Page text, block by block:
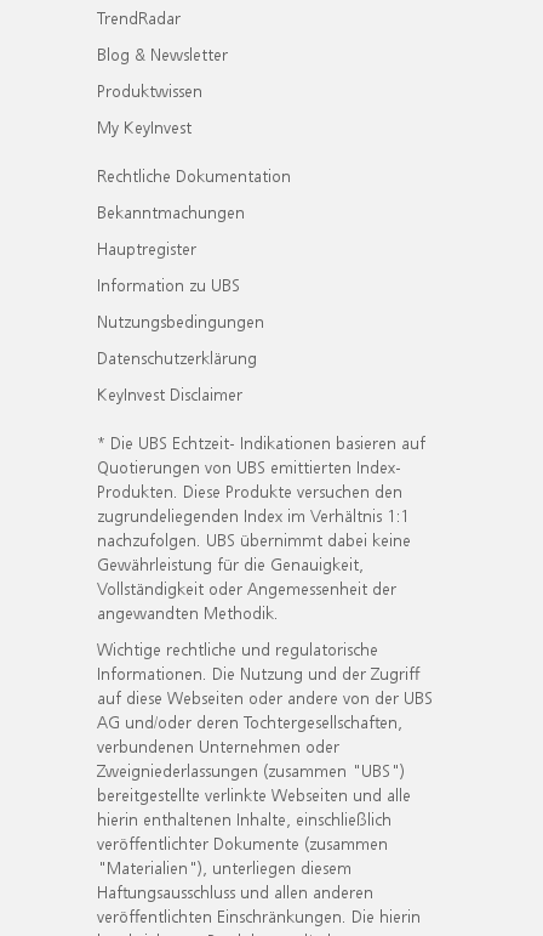
TrendRadar
Blog & Newsletter
Produktwissen
My KeyInvest
Rechtliche Dokumentation
Bekanntmachungen
Hauptregister
Information zu UBS
Nutzungsbedingungen
Datenschutzerklärung
KeyInvest Disclaimer
* Die UBS Echtzeit- Indikationen basieren auf
Quotierungen von UBS emittierten Index-
Produkten. Diese Produkte versuchen den
zugrundeliegenden Index im Verhältnis 1:1
nachzufolgen. UBS übernimmt dabei keine
Gewährleistung für die Genauigkeit,
Vollständigkeit oder Angemessenheit der
angewandten Methodik.
Wichtige rechtliche und regulatorische
Informationen. Die Nutzung und der Zugriff
auf diese Webseiten oder andere von der UBS
AG und/oder deren Tochtergesellschaften,
verbundenen Unternehmen oder
Zweigniederlassungen (zusammen "UBS")
bereitgestellte verlinkte Webseiten und alle
hierin enthaltenen Inhalte, einschließlich
veröffentlichter Dokumente (zusammen
"Materialien"), unterliegen diesem
Haftungsausschluss und allen anderen
veröffentlichten Einschränkungen. Die hierin